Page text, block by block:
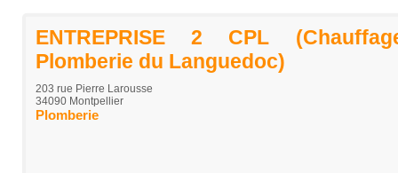
ENTREPRISE 2 CPL
Plomberie du Languedoc)
203 rue Pierre Larousse
34090 Montpellier
Plomberie